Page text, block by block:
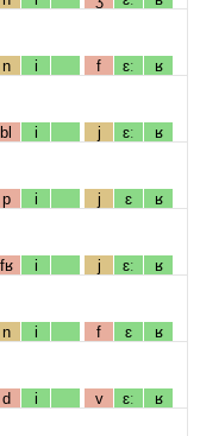
n i f ɛː ʁ
bl i j ɛː ʁ
p i j ɛ ʁ
fʁ i j ɛː ʁ
n i f ɛ ʁ
d i v ɛː ʁ